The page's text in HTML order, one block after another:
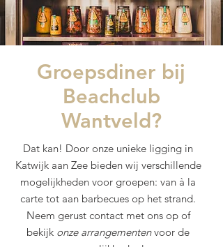
Groepsdiner bij
Beachclub
Wantveld?
Dat kan! Door onze unieke ligging in
Katwijk aan Zee bieden wij verschillende
mogelijkheden voor groepen: van à la
carte tot aan barbecues op het strand.
Neem gerust contact met ons op of
bekijk onze arrangementenvoor de